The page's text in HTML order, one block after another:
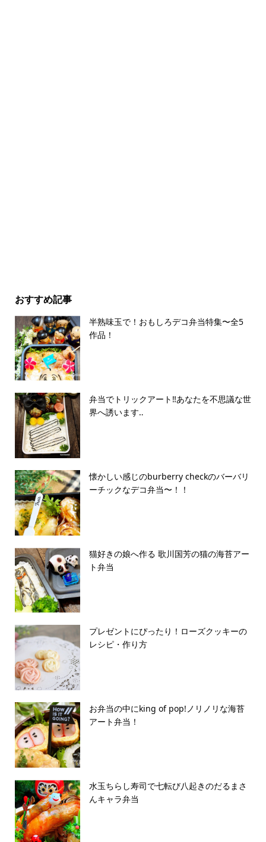
おすすめ記事
半熟味玉で！おもしろデコ弁当特集〜全5
作品！
弁当でトリックアート‼️あなたを不思議な世
界へ誘います‥
懐かしい感じのburberry checkのバーバリ
ーチックなデコ弁当〜！！
猫好きの娘へ作る 歌川国芳の猫の海苔アー
ト弁当
プレゼントにぴったり！ローズクッキーの
レシピ・作り方
お弁当の中にking of pop!ノリノリな海苔
アート弁当！
水玉ちらし寿司で七転び八起きのだるまさ
んキャラ弁当